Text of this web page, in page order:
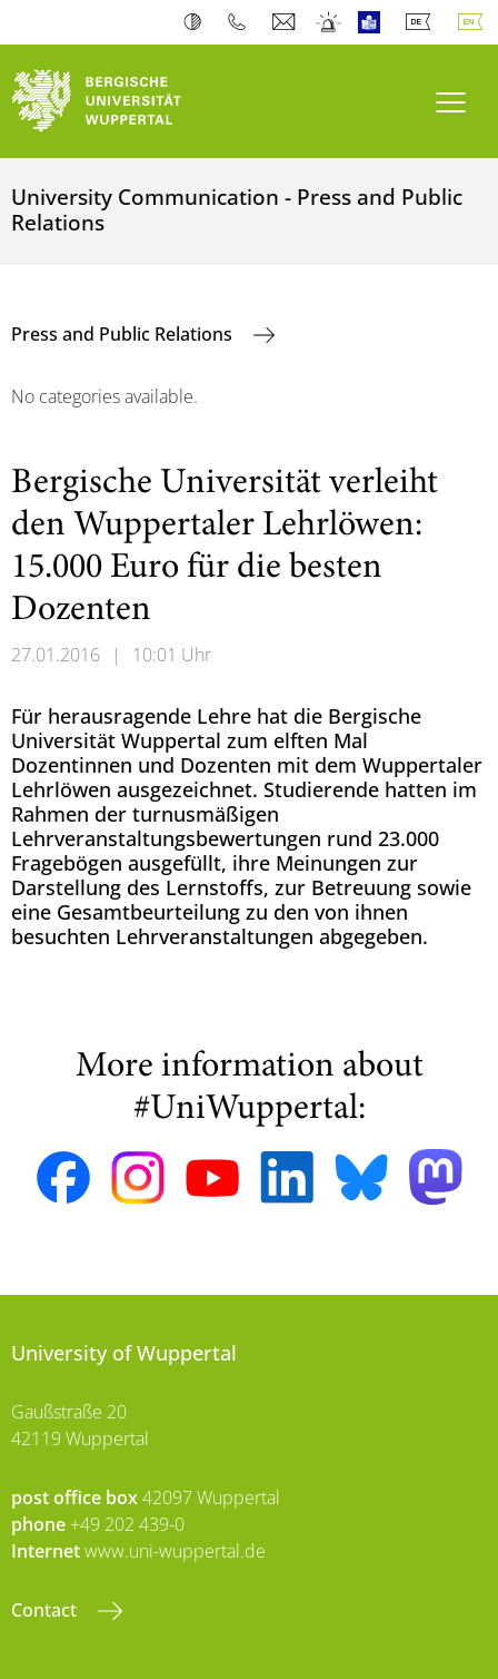
University Communication - Press and Public
Relations
Press and Public Relations
No categories available.
Bergische Universität verleiht
den Wuppertaler Lehrlöwen:
15.000 Euro für die besten
Dozenten
27.01.2016 | 10:01 Uhr
Für herausragende Lehre hat die Bergische
Universität Wuppertal zum elften Mal
Dozentinnen und Dozenten mit dem Wuppertaler
Lehrlöwen ausgezeichnet. Studierende hatten im
Rahmen der turnusmäßigen
Lehrveranstaltungsbewertungen rund 23.000
Fragebögen ausgefüllt, ihre Meinungen zur
Darstellung des Lernstoffs, zur Betreuung sowie
eine Gesamtbeurteilung zu den von ihnen
besuchten Lehrveranstaltungen abgegeben.
More information about
#UniWuppertal:
University of Wuppertal
Gaußstraße 20
42119 Wuppertal
post office box42097 Wuppertal
phone +49 202 439-0
Internetwww.uni-wuppertal.de
Contact